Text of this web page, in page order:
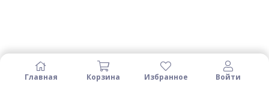
Главная Корзина Избранное Войти